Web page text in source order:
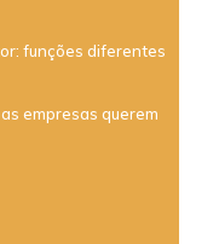
funções diferentes
empresas querem